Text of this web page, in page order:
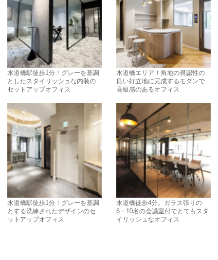
水道橋駅徒歩1分！グレーを基調
としたスタイリッシュな内装の
セットアップオフィス
水道橋エリア！角地の視認性の
良い好立地に完成するモダンで
高級感のあるオフィス
水道橋駅徒歩1分！グレーを基調
とする洗練されたデザインのセ
ットアップオフィス
水道橋徒歩4分。ガラス張りの
6・10名の会議室付でとてもスタ
イリッシュなオフィス